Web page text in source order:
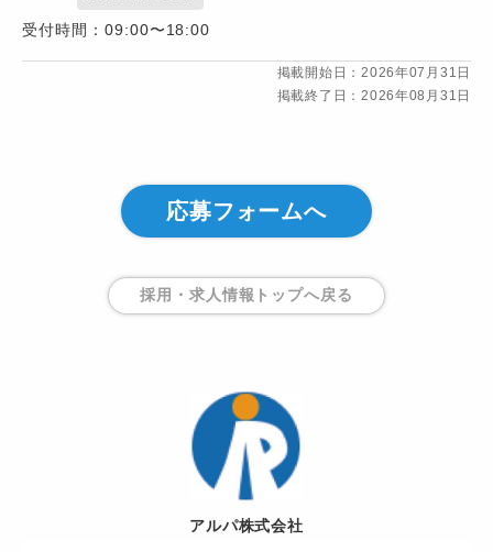
受付時間：09:00〜18:00
掲載開始日：2026年07月31日
掲載終了日：2026年08月31日
応募フォームへ
採用・求人情報トップへ戻る
アルパ株式会社